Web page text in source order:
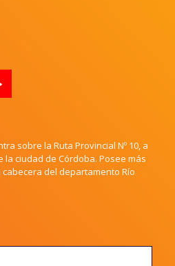
sobre la Ruta Provincial Nº 10, a
la ciudad de Córdoba. Posee más
del departamento Río